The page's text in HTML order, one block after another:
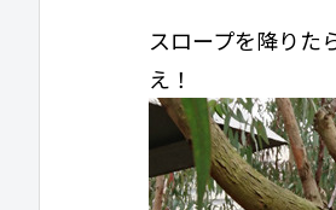
スロープを降りた
え！